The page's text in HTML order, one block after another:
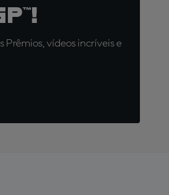
Prêmios, vídeos incríveis e